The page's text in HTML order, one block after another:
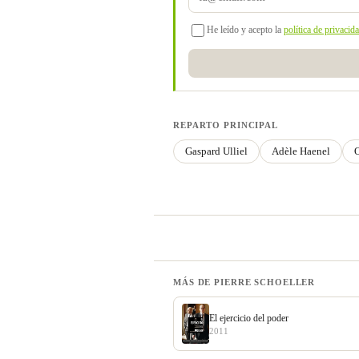
He leído y acepto la política de
REPARTO PRINCIPAL
Gaspard Ulliel Adèle Haenel
MÁS DE PIERRE SCHOELLER
El ejercicio del poder
2011